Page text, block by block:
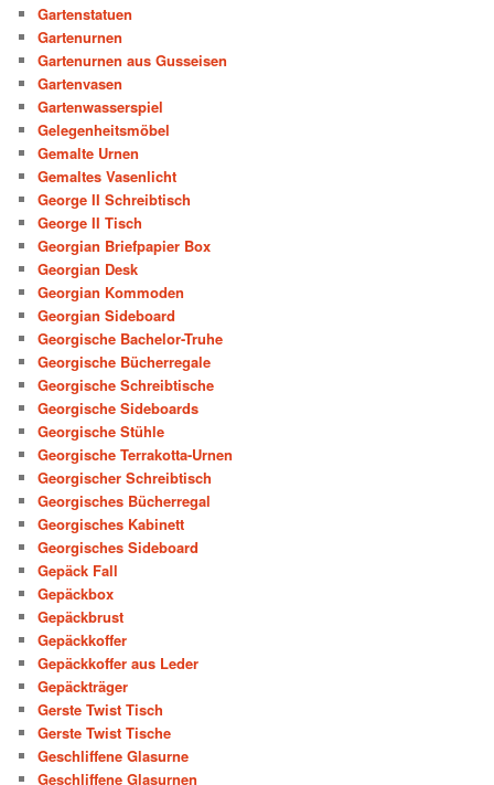
Gartenstatuen
Gartenurnen
Gartenurnen aus Gusseisen
Gartenvasen
Gartenwasserspiel
Gelegenheitsmöbel
Gemalte Urnen
Gemaltes Vasenlicht
George II Schreibtisch
George II Tisch
Georgian Briefpapier Box
Georgian Desk
Georgian Kommoden
Georgian Sideboard
Georgische Bachelor-Truhe
Georgische Bücherregale
Georgische Schreibtische
Georgische Sideboards
Georgische Stühle
Georgische Terrakotta-Urnen
Georgischer Schreibtisch
Georgisches Bücherregal
Georgisches Kabinett
Georgisches Sideboard
Gepäck Fall
Gepäckbox
Gepäckbrust
Gepäckkoffer
Gepäckkoffer aus Leder
Gepäckträger
Gerste Twist Tisch
Gerste Twist Tische
Geschliffene Glasurne
Geschliffene Glasurnen